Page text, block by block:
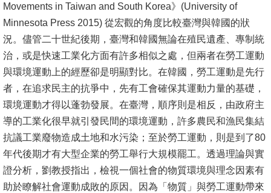
Movements in Taiwan and South Korea》(University of
Minnesota Press 2015) 從宏觀的角度比較臺灣與韓國的狀
況。儘管二十世紀後期，臺灣和韓國無論在殖民遺產、專制統
治，或是快速工業化方面有許多相似之處，但兩者在勞工運動
與環境運動上的經歷卻是明顯對比。在韓國，勞工運動是先行
者，在追求民主的抗爭中，先有工會確保其運動力量的基礎，
環境運動才得以蓬勃發展。在臺灣，順序則是相反，由政府主
導的工業化很早就引發民間的環境運動，許多農民和漁民集結
抗議工業廢物造成土地和水污染；至於勞工運動，則是到了80
年代後期才有大型企業的勞工舉行大規模罷工。透過理論與實
證分析，劉教授指出，檢視一個社會的物質環境與理念因素有
助於瞭解社會運動成敗的原因。因為「物質」與勞工運動帶來